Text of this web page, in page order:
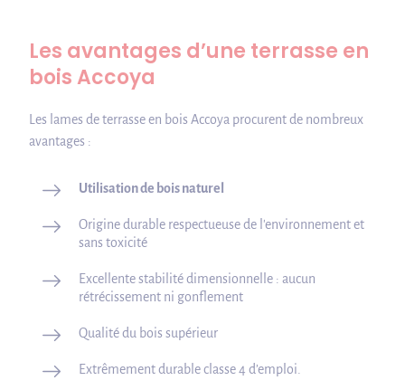
Les avantages d’une terrasse en
bois Accoya
Les lames de terrasse en bois Accoya procurent de nombreux
avantages :
Utilisation de bois naturel
Origine durable respectueuse de l'environnement et
sans toxicité
Excellente stabilité dimensionnelle : aucun
rétrécissement ni gonflement
Qualité du bois supérieur
Extrêmement durable classe 4 d’emploi.